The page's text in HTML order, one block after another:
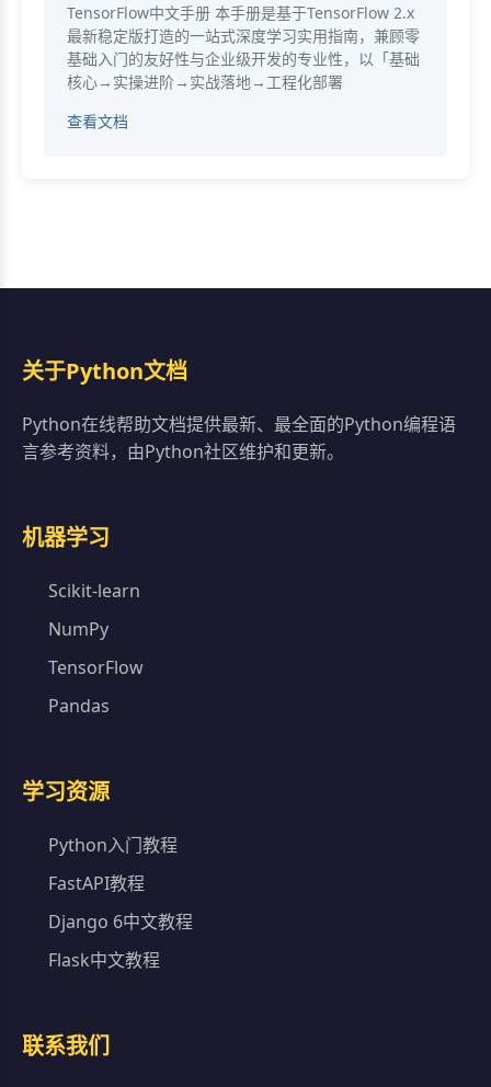
TensorFlow中文手册 本手册是基于TensorFlow 2.x
最新稳定版打造的一站式深度学习实用指南，兼顾零
基础入门的友好性与企业级开发的专业性，以「基础
核心→实操进阶→实战落地→工程化部署
查看文档
关于Python文档
Python在线帮助文档提供最新、最全面的Python编程语
言参考资料，由Python社区维护和更新。
机器学习
Scikit-learn
NumPy
TensorFlow
Pandas
学习资源
Python入门教程
FastAPI教程
Django 6中文教程
Flask中文教程
联系我们